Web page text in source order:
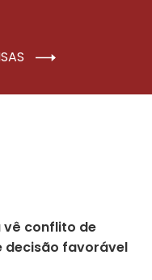
vê conflito de
decisão favorável